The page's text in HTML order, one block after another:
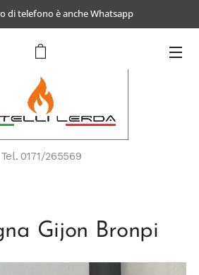
di telefono è anche Whatsapp
Tel. 0171/265569
Gijon Bronpi